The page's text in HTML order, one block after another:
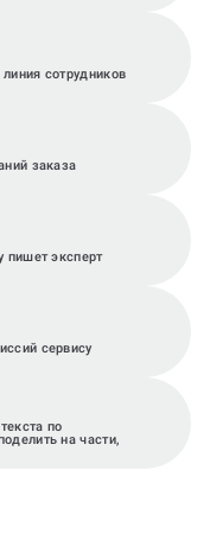
сотрудников
заказа
пишет эксперт
сервису
по
на части,